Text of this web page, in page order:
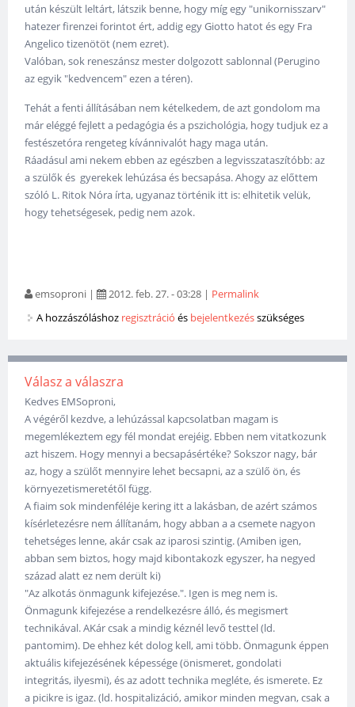
után készült leltárt, látszik benne, hogy míg egy "unikornisszarv"
hatezer firenzei forintot ért, addig egy Giotto hatot és egy Fra
Angelico tizenötöt (nem ezret).
Valóban, sok reneszánsz mester dolgozott sablonnal (Perugino
az egyik "kedvencem" ezen a téren).
Tehát a fenti állításában nem kételkedem, de azt gondolom ma
már eléggé fejlett a pedagógia és a pszichológia, hogy tudjuk ez a
festészetóra rengeteg kívánnivalót hagy maga után.
Ráadásul ami nekem ebben az egészben a legvisszataszítóbb: az
a szülők és gyerekek lehúzása és becsapása. Ahogy az előttem
szóló L. Ritok Nóra írta, ugyanaz történik itt is: elhitetik velük,
hogy tehetségesek, pedig nem azok.
emsoproni | 2012. feb. 27. - 03:28 | Permalink
A hozzászóláshoz regisztráció és bejelentkezésszükséges
Válasz a válaszra
Kedves EMSoproni,
A végéről kezdve, a lehúzással kapcsolatban magam is
megemlékeztem egy fél mondat erejéig. Ebben nem vitatkozunk
azt hiszem. Hogy mennyi a becsapásértéke? Sokszor nagy, bár
az, hogy a szülőt mennyire lehet becsapni, az a szülő ön, és
környezetismeretétől függ.
A fiaim sok mindenféléje kering itt a lakásban, de azért számos
kísérletezésre nem állítanám, hogy abban a a csemete nagyon
tehetséges lenne, akár csak az iparosi szintig. (Amiben igen,
abban sem biztos, hogy majd kibontakozk egyszer, ha negyed
század alatt ez nem derült ki)
"Az alkotás önmagunk kifejezése.". Igen is meg nem is.
Önmagunk kifejezése a rendelkezésre álló, és megismert
technikával. AKár csak a mindig kéznél levő testtel (ld.
pantomim). De ehhez két dolog kell, ami több. Önmagunk éppen
aktuális kifejezésének képessége (önismeret, gondolati
integritás, ilyesmi), és az adott technika megléte, és ismerete. Ez
a picikre is igaz. (ld. hospitalizáció, amikor minden megvan, csak a